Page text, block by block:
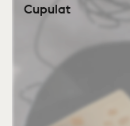
Cupulat